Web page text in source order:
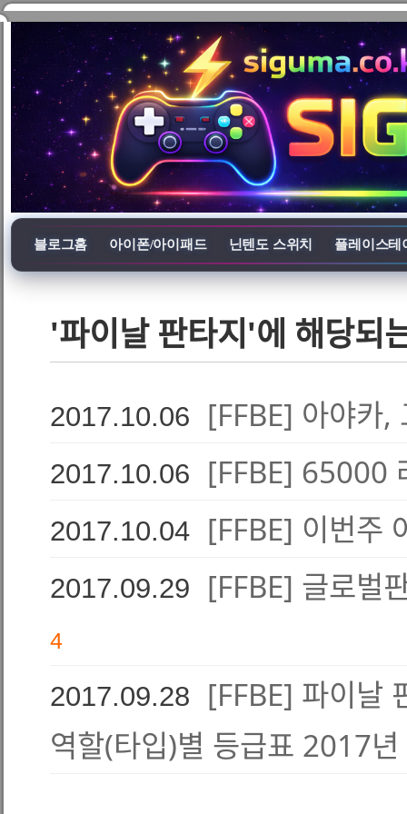
블로그홈 아이폰/아이패드 닌텐도 스위치 플레이스테
'파이날 판타지'에 해당되
2017.10.06 [FFBE] 아야카,
2017.10.06 [FFBE] 65000
2017.10.04 [FFBE] 이번주
2017.09.29 [FFBE] 글로벌
4
2017.09.28
[FFBE] 파이날
역할(타입)별 등급표 2017